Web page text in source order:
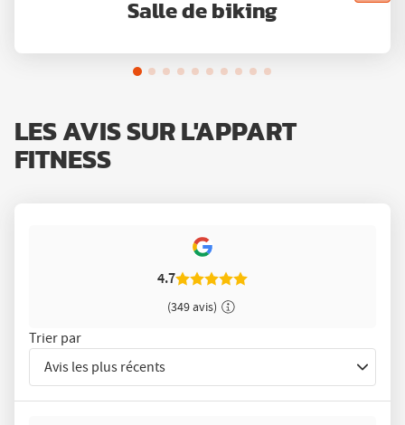
Salle de biking
LES AVIS SUR L'APPART
FITNESS
4.7
(349 avis)
Trier par
Avis les plus récents